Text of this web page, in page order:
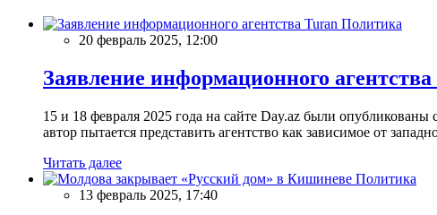
Политика
20 февраль 2025, 12:00
Заявление информационного
15 и 18 февраля 2025 года на сайте Day.az были
автор пытается представить агентство как зависимое от
Читать далее
Политика
13 февраль 2025, 17:40